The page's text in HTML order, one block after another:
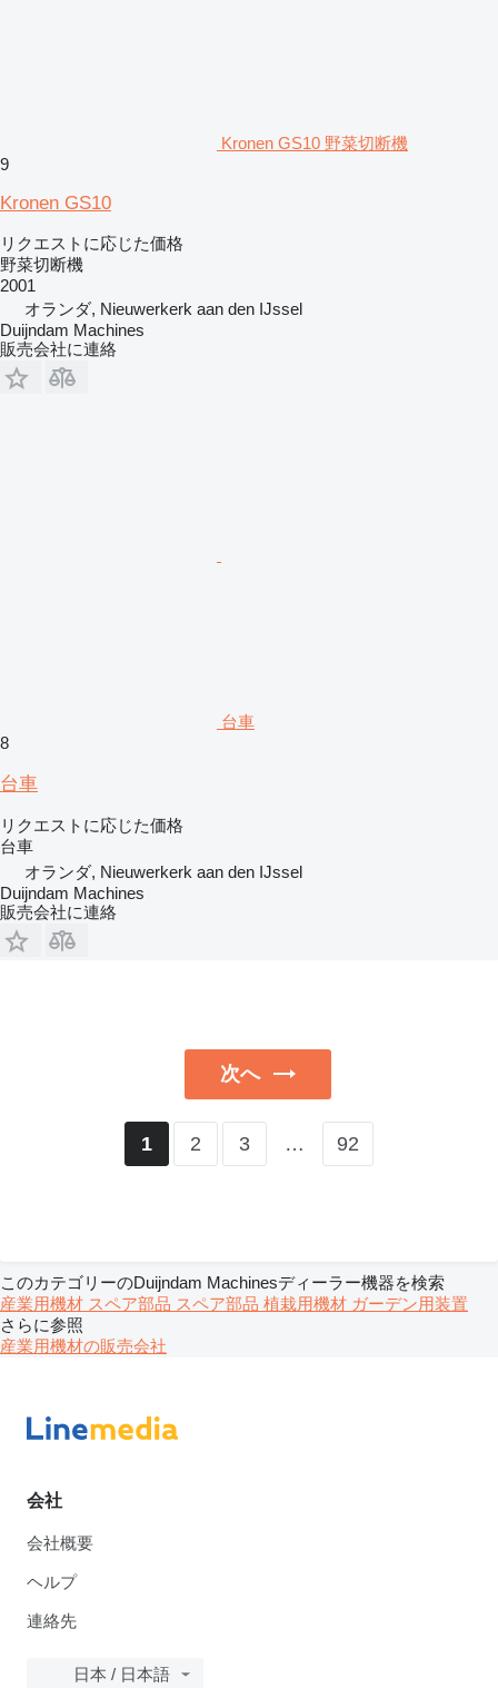
Kronen GS10 野菜切断機
9
Kronen GS10
リクエストに応じた価格
野菜切断機
2001
オランダ, Nieuwerkerk aan den IJssel
Duijndam Machines
販売会社に連絡
台車
8
台車
リクエストに応じた価格
台車
オランダ, Nieuwerkerk aan den IJssel
Duijndam Machines
販売会社に連絡
次へ
1 2 3 … 92
このカテゴリーのDuijndam Machinesディーラー機器を検索
産業用機材 スペア部品 スペア部品 植栽用機材 ガーデン用装置
さらに参照
産業用機材の販売会社
会社
会社概要
ヘルプ
連絡先
日本 / 日本語